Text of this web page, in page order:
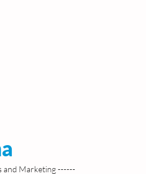
and Marketing ------